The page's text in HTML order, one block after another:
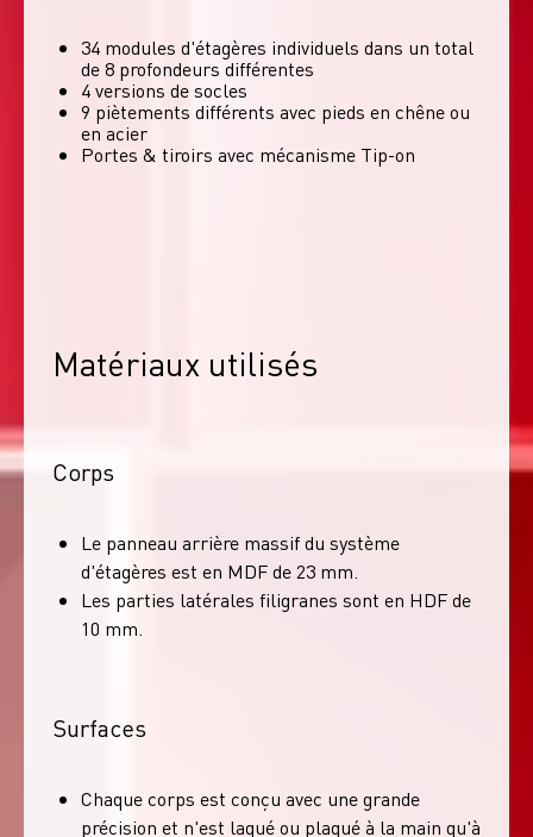
34 modules d'étagères individuels dans un total
de 8 profondeurs différentes
4 versions de socles
9 piètements différents avec pieds en chêne ou
en acier
Portes & tiroirs avec mécanisme Tip-on
Matériaux utilisés
Corps
Le panneau arrière massif du système
d'étagères est en MDF de 23 mm.
Les parties latérales filigranes sont en HDF de
10 mm.
Surfaces
Chaque corps est conçu avec une grande
précision et n'est laqué ou plaqué à la main qu'à